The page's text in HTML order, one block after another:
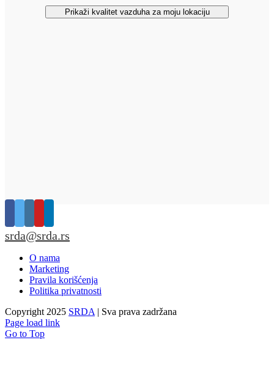
Prikaži kvalitet vazduha za moju lokaciju
srda@srda.rs
O nama
Marketing
Pravila korišćenja
Politika privatnosti
Copyright 2025 SRDA | Sva prava zadržana
Page load link
Go to Top